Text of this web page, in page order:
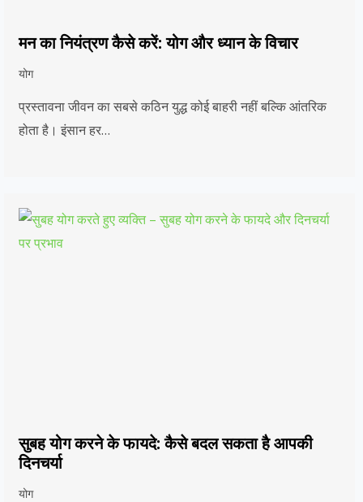
मन का नियंत्रण कैसे करें: योग और ध्यान के विचार
योग
प्रस्तावना जीवन का सबसे कठिन युद्ध कोई बाहरी नहीं बल्कि आंतरिक
होता है। इंसान हर…
सुबह योग करने के फायदे: कैसे बदल सकता है आपकी
दिनचर्या
योग